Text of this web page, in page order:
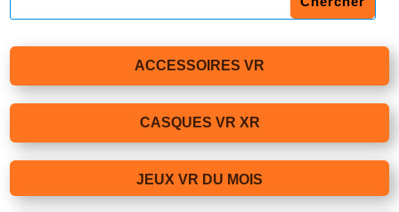
ACCESSOIRES VR
CASQUES VR XR
JEUX VR DU MOIS